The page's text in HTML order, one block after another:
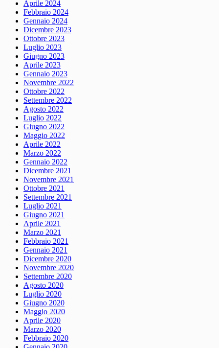
Aprile 2024
Febbraio 2024
Gennaio 2024
Dicembre 2023
Ottobre 2023
Luglio 2023
Giugno 2023
Aprile 2023
Gennaio 2023
Novembre 2022
Ottobre 2022
Settembre 2022
Agosto 2022
Luglio 2022
Giugno 2022
Maggio 2022
Aprile 2022
Marzo 2022
Gennaio 2022
Dicembre 2021
Novembre 2021
Ottobre 2021
Settembre 2021
Luglio 2021
Giugno 2021
Aprile 2021
Marzo 2021
Febbraio 2021
Gennaio 2021
Dicembre 2020
Novembre 2020
Settembre 2020
Agosto 2020
Luglio 2020
Giugno 2020
Maggio 2020
Aprile 2020
Marzo 2020
Febbraio 2020